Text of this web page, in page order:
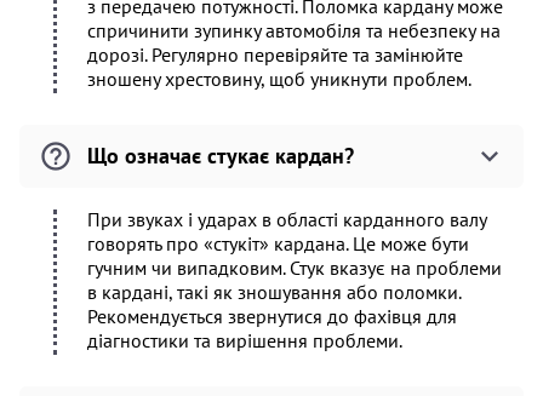
з передачею потужності. Поломка кардану може
спричинити зупинку автомобіля та небезпеку на
дорозі. Регулярно перевіряйте та замінюйте
зношену хрестовину, щоб уникнути проблем.
Що означає стукає кардан?
При звуках і ударах в області карданного валу
говорять про «стукіт» кардана. Це може бути
гучним чи випадковим. Стук вказує на проблеми
в кардані, такі як зношування або поломки.
Рекомендується звернутися до фахівця для
діагностики та вирішення проблеми.